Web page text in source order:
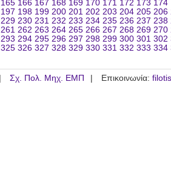
165 166 167 168 169 170 171 172 173 174
197 198 199 200 201 202 203 204 205 206
229 230 231 232 233 234 235 236 237 238
261 262 263 264 265 266 267 268 269 270
293 294 295 296 297 298 299 300 301 302
325 326 327 328 329 330 331 332 333 334
Σχ. Πολ. Μηχ. ΕΜΠ Επικοινωνία: